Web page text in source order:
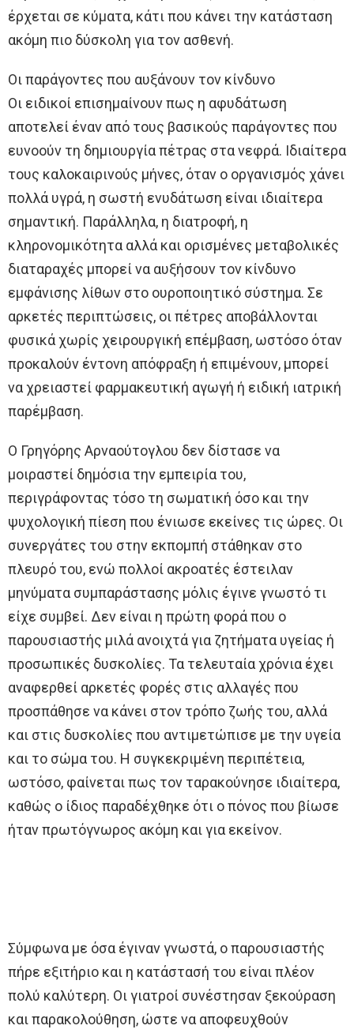
έρχεται σε κύματα, κάτι που κάνει την κατάσταση
ακόμη πιο δύσκολη για τον ασθενή.
Οι παράγοντες που αυξάνουν τον κίνδυνο
Οι ειδικοί επισημαίνουν πως η αφυδάτωση
αποτελεί έναν από τους βασικούς παράγοντες που
ευνοούν τη δημιουργία πέτρας στα νεφρά. Ιδιαίτερα
τους καλοκαιρινούς μήνες, όταν ο οργανισμός χάνει
πολλά υγρά, η σωστή ενυδάτωση είναι ιδιαίτερα
σημαντική. Παράλληλα, η διατροφή, η
κληρονομικότητα αλλά και ορισμένες μεταβολικές
διαταραχές μπορεί να αυξήσουν τον κίνδυνο
εμφάνισης λίθων στο ουροποιητικό σύστημα. Σε
αρκετές περιπτώσεις, οι πέτρες αποβάλλονται
φυσικά χωρίς χειρουργική επέμβαση, ωστόσο όταν
προκαλούν έντονη απόφραξη ή επιμένουν, μπορεί
να χρειαστεί φαρμακευτική αγωγή ή ειδική ιατρική
παρέμβαση.
Ο Γρηγόρης Αρναούτογλου δεν δίστασε να
μοιραστεί δημόσια την εμπειρία του,
περιγράφοντας τόσο τη σωματική όσο και την
ψυχολογική πίεση που ένιωσε εκείνες τις ώρες. Οι
συνεργάτες του στην εκπομπή στάθηκαν στο
πλευρό του, ενώ πολλοί ακροατές έστειλαν
μηνύματα συμπαράστασης μόλις έγινε γνωστό τι
είχε συμβεί. Δεν είναι η πρώτη φορά που ο
παρουσιαστής μιλά ανοιχτά για ζητήματα υγείας ή
προσωπικές δυσκολίες. Τα τελευταία χρόνια έχει
αναφερθεί αρκετές φορές στις αλλαγές που
προσπάθησε να κάνει στον τρόπο ζωής του, αλλά
και στις δυσκολίες που αντιμετώπισε με την υγεία
και το σώμα του. Η συγκεκριμένη περιπέτεια,
ωστόσο, φαίνεται πως τον ταρακούνησε ιδιαίτερα,
καθώς ο ίδιος παραδέχθηκε ότι ο πόνος που βίωσε
ήταν πρωτόγνωρος ακόμη και για εκείνον.
Σύμφωνα με όσα έγιναν γνωστά, ο παρουσιαστής
πήρε εξιτήριο και η κατάστασή του είναι πλέον
πολύ καλύτερη. Οι γιατροί συνέστησαν ξεκούραση
και παρακολούθηση, ώστε να αποφευχθούν